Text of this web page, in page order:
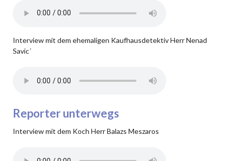
Interview mit dem ehemaligen Kaufhausdetektiv Herr Nenad
Savic´
Reporter unterwegs
Interview mit dem Koch Herr Balazs Meszaros